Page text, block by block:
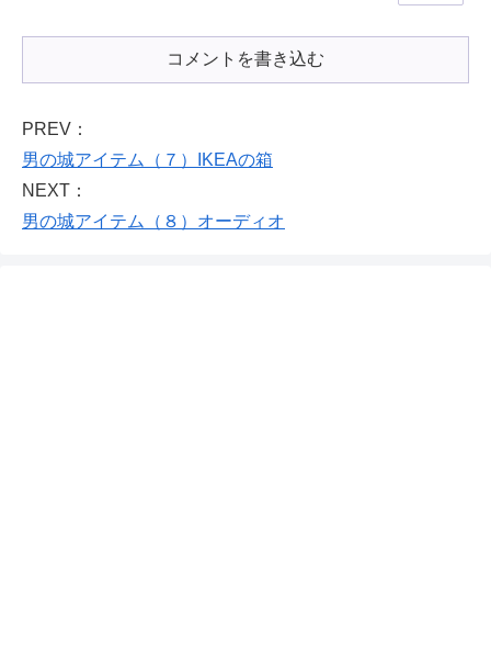
コメントを書き込む
PREV：
男の城アイテム（７）IKEAの箱
NEXT：
男の城アイテム（８）オーディオ